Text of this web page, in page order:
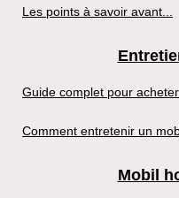
Les points à savoir avant...
Guide complet pour acheter
Comment entretenir un
Mobil